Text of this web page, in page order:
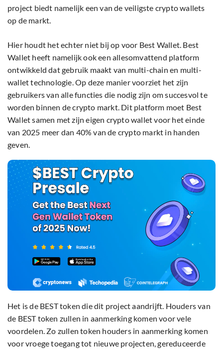
project biedt namelijk een van de veiligste crypto wallets
op de markt.
Hier houdt het echter niet bij op voor Best Wallet. Best
Wallet heeft namelijk ook een allesomvattend platform
ontwikkeld dat gebruik maakt van multi-chain en multi-
wallet technologie. Op deze manier voorziet het zijn
gebruikers van alle functies die nodig zijn om succesvol te
worden binnen de crypto markt. Dit platform moet Best
Wallet samen met zijn eigen crypto wallet voor het einde
van 2025 meer dan 40% van de crypto markt in handen
geven.
Het is de BEST token die dit project aandrijft. Houders van
de BEST token zullen in aanmerking komen voor vele
voordelen. Zo zullen token houders in aanmerking komen
voor vroege toegang tot nieuwe projecten, gereduceerde